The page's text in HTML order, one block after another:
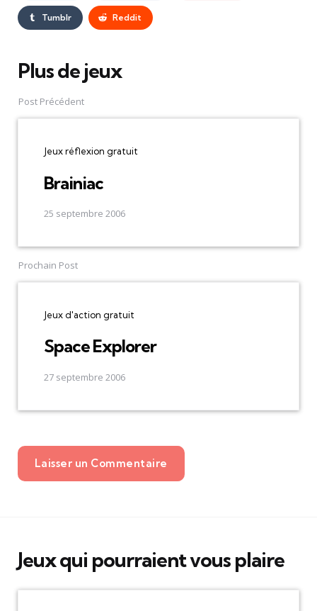
Tumblr Reddit
Plus de jeux
Post
navigation
Post Précédent
Jeux réflexion gratuit
Brainiac
25 septembre 2006
Prochain Post
Jeux d'action gratuit
Space Explorer
27 septembre 2006
Laisser un Commentaire
Jeux qui pourraient vous plaire